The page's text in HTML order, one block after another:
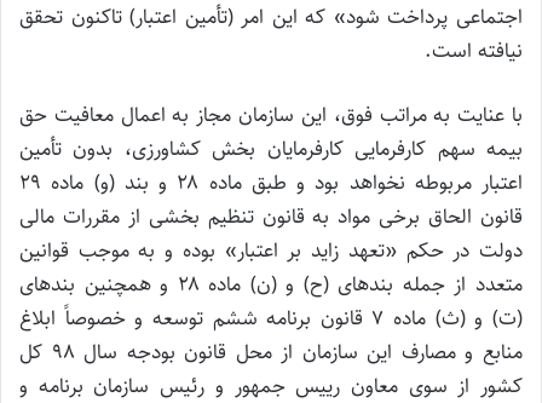
اجتماعی پرداخت شود» که این امر (تأمین اعتبار) تاکنون تحقق
نیافته است.
با عنایت به مراتب فوق، این سازمان مجاز به اعمال معافیت حق
بیمه سهم کارفرمایی کارفرمایان بخش کشاورزی، بدون تأمین
اعتبار مربوطه نخواهد بود و طبق ماده ۲۸ و بند (و) ماده ۲۹
قانون الحاق برخی مواد به قانون تنظیم بخشی از مقررات مالی
دولت در حکم «تعهد زاید بر اعتبار» بوده و به موجب قوانین
متعدد از جمله بندهای (ح) و (ن) ماده ۲۸ و همچنین بند‌های
(ت) و (ث) ماده ۷ قانون برنامه ششم توسعه و خصوصاً ابلاغ
منابع و مصارف این سازمان از محل قانون بودجه سال ۹۸ کل
کشور از سوی معاون رییس جمهور و رئیس سازمان برنامه و